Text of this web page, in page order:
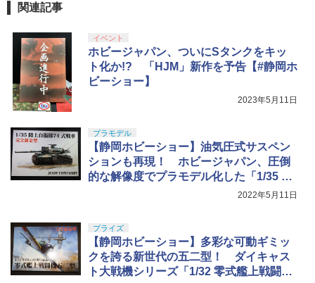
関連記事
イベント
ホビージャパン、ついにSタンクをキッ
ト化か!? 「HJM」新作を予告【#静岡ホ
ビーショー】
2023年5月11日
プラモデル
【静岡ホビーショー】油気圧式サスペン
ションも再現！ ホビージャパン、圧倒
的な解像度でプラモデル化した「1/35 陸
上自衛隊74式戦車」を参考出展2022年5月11日
プライズ
【静岡ホビーショー】多彩な可動ギミッ
クを誇る新世代の五二型！ ダイキャス
ト大戦機シリーズ「1/32 零式艦上戦闘機